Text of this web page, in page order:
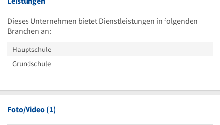
Dieses Unternehmen bietet Dienstleistungen in folgenden
Branchen an:
Hauptschule
Grundschule
Foto/Video (1)